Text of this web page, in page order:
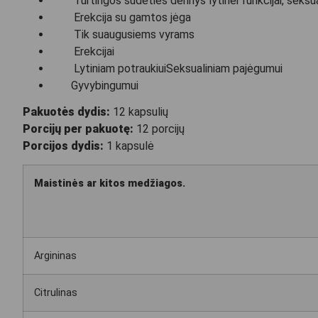
Erekcija su gamtos jėga
Tik suaugusiems vyrams
Erekcijai
Lytiniam potraukiuiSeksualiniam pajėgumui
Gyvybingumui
Pakuotės dydis: 12 kapsulių
Porcijų per pakuotę: 12 porcijų
Porcijos dydis: 1 kapsulė
Maistinės ar kitos medžiagos.
Argininas
Citrulinas